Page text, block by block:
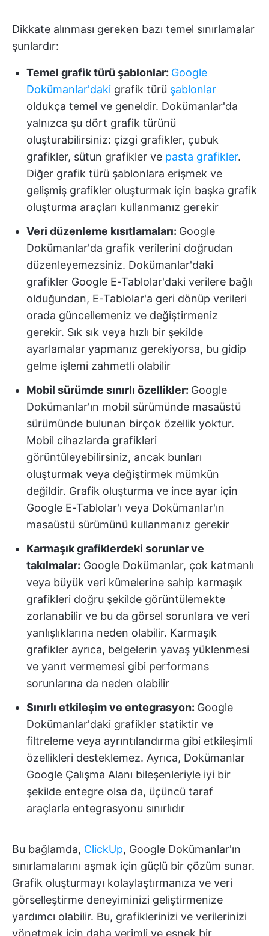
Dikkate alınması gereken bazı temel sınırlamalar
şunlardır:
Temel grafik türü şablonlar: Google
Dokümanlar'daki grafik türü şablonlar
oldukça temel ve geneldir. Dokümanlar'da
yalnızca şu dört grafik türünü
oluşturabilirsiniz: çizgi grafikler, çubuk
grafikler, sütun grafikler ve pasta grafikler.
Diğer grafik türü şablonlara erişmek ve
gelişmiş grafikler oluşturmak için başka grafik
oluşturma araçları kullanmanız gerekir
Veri düzenleme kısıtlamaları: Google
Dokümanlar'da grafik verilerini doğrudan
düzenleyemezsiniz. Dokümanlar'daki
grafikler Google E-Tablolar'daki verilere bağlı
olduğundan, E-Tablolar'a geri dönüp verileri
orada güncellemeniz ve değiştirmeniz
gerekir. Sık sık veya hızlı bir şekilde
ayarlamalar yapmanız gerekiyorsa, bu gidip
gelme işlemi zahmetli olabilir
Mobil sürümde sınırlı özellikler: Google
Dokümanlar'ın mobil sürümünde masaüstü
sürümünde bulunan birçok özellik yoktur.
Mobil cihazlarda grafikleri
görüntüleyebilirsiniz, ancak bunları
oluşturmak veya değiştirmek mümkün
değildir. Grafik oluşturma ve ince ayar için
Google E-Tablolar'ı veya Dokümanlar'ın
masaüstü sürümünü kullanmanız gerekir
Karmaşık grafiklerdeki sorunlar ve
takılmalar: Google Dokümanlar, çok katmanlı
veya büyük veri kümelerine sahip karmaşık
grafikleri doğru şekilde görüntülemekte
zorlanabilir ve bu da görsel sorunlara ve veri
yanlışlıklarına neden olabilir. Karmaşık
grafikler ayrıca, belgelerin yavaş yüklenmesi
ve yanıt vermemesi gibi performans
sorunlarına da neden olabilir
Sınırlı etkileşim ve entegrasyon: Google
Dokümanlar'daki grafikler statiktir ve
filtreleme veya ayrıntılandırma gibi etkileşimli
özellikleri desteklemez. Ayrıca, Dokümanlar
Google Çalışma Alanı bileşenleriyle iyi bir
şekilde entegre olsa da, üçüncü taraf
araçlarla entegrasyonu sınırlıdır
Bu bağlamda, ClickUp, Google Dokümanlar'ın
sınırlamalarını aşmak için güçlü bir çözüm sunar.
Grafik oluşturmayı kolaylaştırmanıza ve veri
görselleştirme deneyiminizi geliştirmenize
yardımcı olabilir. Bu, grafiklerinizi ve verilerinizi
yönetmek için daha verimli ve esnek bir